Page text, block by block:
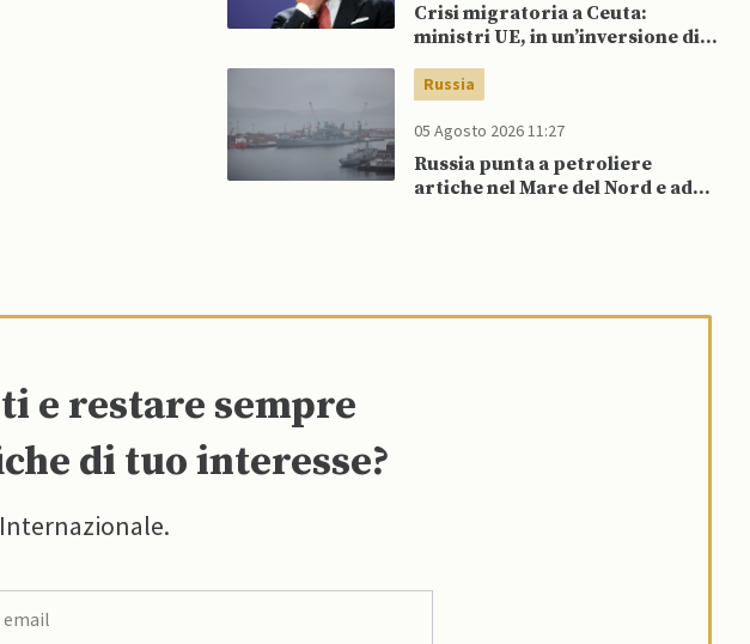
Crisi migratoria a Ceuta:
ministri UE, in un’inversione di
sostegno della Spagna
Russia
05 Agosto 2026 11:27
Russia punta a petroliere
artiche nel Mare del Nord e ad
e restare sempre
di tuo interesse?